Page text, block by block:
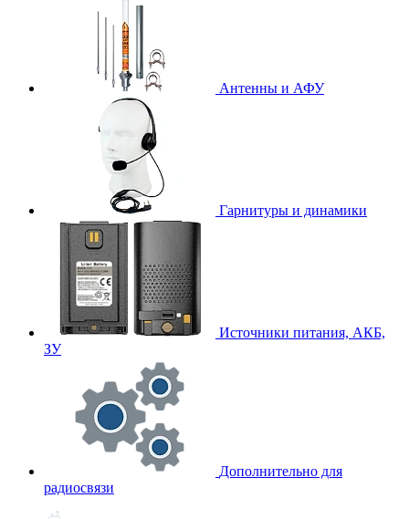
Антенны и АФУ
Гарнитуры и динамики
Источники питания, АКБ,
ЗУ
Дополнительно для
радиосвязи